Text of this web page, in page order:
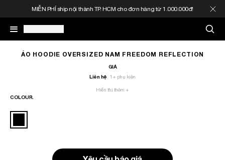
MIỄN PHÍ ship nội thành TP. HCM cho đơn hàng từ 1.000.000đ!
May In Đồng Phục
Quà Tặng Doanh Nghiệp
ÁO HOODIE OVERSIZED NAM FREEDOM REFLECTION
GIÁ
Liên hệ
1 + phụ kiện
Hiển thị thêm +
COLOUR.